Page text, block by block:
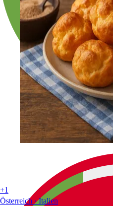
+1
Österreich · Italien